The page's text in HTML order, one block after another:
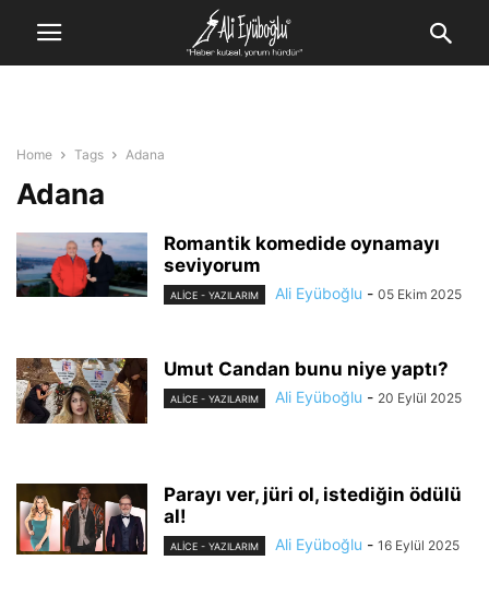
Home Tags Adana
Adana
Romantik komedide oynamayı
seviyorum
ALİCE - YAZILARIM Ali Eyüboğlu - 05 Ekim 2025
Umut Candan bunu niye yaptı?
ALİCE - YAZILARIM Ali Eyüboğlu - 20 Eylül 2025
Parayı ver, jüri ol, istediğin ödülü
al!
ALİCE - YAZILARIM Ali Eyüboğlu - 16 Eylül 2025